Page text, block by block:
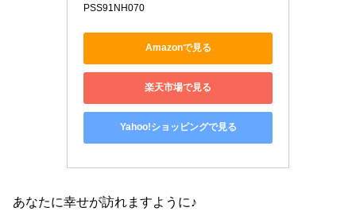
PSS91NH070
Amazonで見る
楽天市場で見る
Yahoo!ショッピングで見る
あなたに幸せが訪れますように♪